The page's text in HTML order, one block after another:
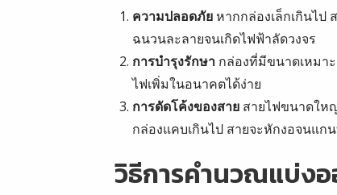
ความปลอดภัยหากกล่องเล็กเกินไป
ฉนวนละลายจนเกิดไฟฟ้าลัดวงจร
การบำรุงรักษา กล่องที่มีขนาดเหมา
ไฟเพิ่มในอนาคตได้ง่าย
การดัดโค้งของสาย สายไฟขนาดให
กล่องแคบเกินไป สายจะหักงอจนแก
วิธีการคำนวณแบ่ง